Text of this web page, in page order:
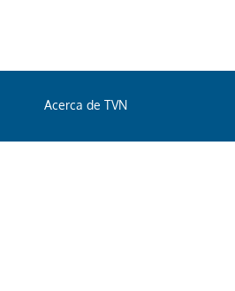
Acerca de TVN